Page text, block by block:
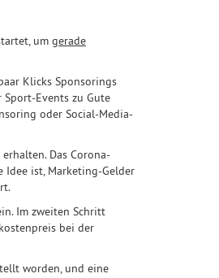
um gerade
Klicks Sponsorings
Events zu Gute
oder Social-Media-
Das Corona-
Idee ist, Marketing-Gelder
Im zweiten Schritt
bei der
worden, und eine